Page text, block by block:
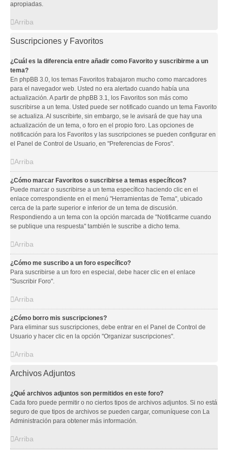
apropiadas.
Arriba
Suscripciones y Favoritos
¿Cuál es la diferencia entre añadir como Favorito y suscribirme a un
tema?
En phpBB 3.0, los temas Favoritos trabajaron mucho como marcadores
para el navegador web. Usted no era alertado cuando había una
actualización. A partir de phpBB 3.1, los Favoritos son más como
suscribirse a un tema. Usted puede ser notificado cuando un tema Favorito
se actualiza. Al suscribirte, sin embargo, se le avisará de que hay una
actualización de un tema, o foro en el propio foro. Las opciones de
notificación para los Favoritos y las suscripciones se pueden configurar en
el Panel de Control de Usuario, en "Preferencias de Foros".
Arriba
¿Cómo marcar Favoritos o suscribirse a temas específicos?
Puede marcar o suscribirse a un tema específico haciendo clic en el
enlace correspondiente en el menú "Herramientas de Tema", ubicado
cerca de la parte superior e inferior de un tema de discusión.
Respondiendo a un tema con la opción marcada de "Notificarme cuando
se publique una respuesta" también le suscribe a dicho tema.
Arriba
¿Cómo me suscribo a un foro específico?
Para suscribirse a un foro en especial, debe hacer clic en el enlace
"Suscribir Foro".
Arriba
¿Cómo borro mis suscripciones?
Para eliminar sus suscripciones, debe entrar en el Panel de Control de
Usuario y hacer clic en la opción "Organizar suscripciones".
Arriba
Archivos Adjuntos
¿Qué archivos adjuntos son permitidos en este foro?
Cada foro puede permitir o no ciertos tipos de archivos adjuntos. Si no está
seguro de que tipos de archivos se pueden cargar, comuníquese con La
Administración para obtener más información.
Arriba